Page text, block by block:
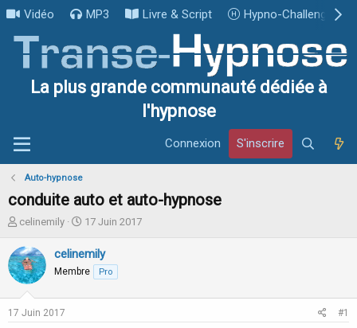
Vidéo MP3 Livre & Script Hypno-Challenge
La plus grande communauté dédiée à
l'hypnose
Connexion S'inscrire
Auto-hypnose
conduite auto et auto-hypnose
I
i
t
i
celinemily
D
t
d
17 Juin 2017
celinemily
Membre Pro
17 Juin 2017 #1